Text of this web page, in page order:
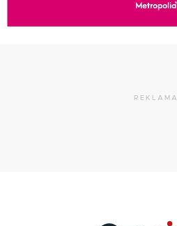
REKLAMA